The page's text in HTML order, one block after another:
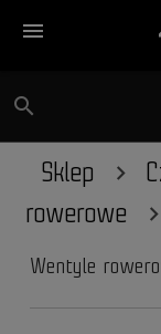
menu
search
Sklep
rowerowe
Wentyle